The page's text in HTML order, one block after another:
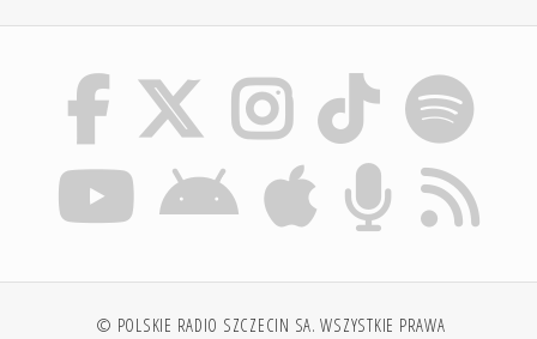
© POLSKIE RADIO SZCZECIN SA. WSZYSTKIE PRAWA